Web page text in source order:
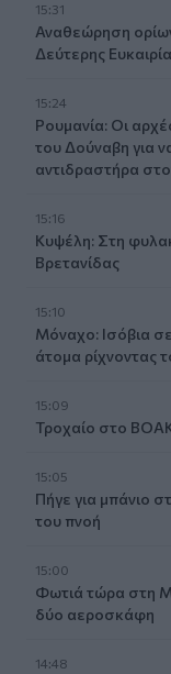
15:31
Αναθεώρηση
Δεύτερης
15:24
Ρουμανία: Οι
του Δούναβη για
αντιδραστήρα
15:16
Κυψέλη: Στη
Βρετανίδας
15:10
Μόναχο: Ισόβια
άτομα ρίχνοντας
15:09
Τροχαίο στο
15:05
Πήγε για μπάνιο
του πνοή
15:00
Φωτιά τώρα στη
δύο αεροσκάφη
14:48